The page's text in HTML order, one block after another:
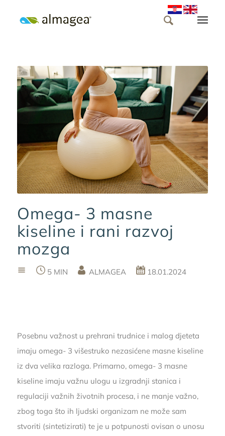
Omega- 3 masne
kiseline i rani razvoj
mozga
5 MIN ALMAGEA 18.01.2024
Posebnu važnost u prehrani trudnice i malog djeteta
imaju omega- 3 višestruko nezasićene masne kiseline
iz dva velika razloga. Primarno, omega- 3 masne
kiseline imaju važnu ulogu u izgradnji stanica i
regulaciji važnih životnih procesa, i ne manje važno,
zbog toga što ih ljudski organizam ne može sam
stvoriti (sintetizirati) te je u potpunosti ovisan o unosu